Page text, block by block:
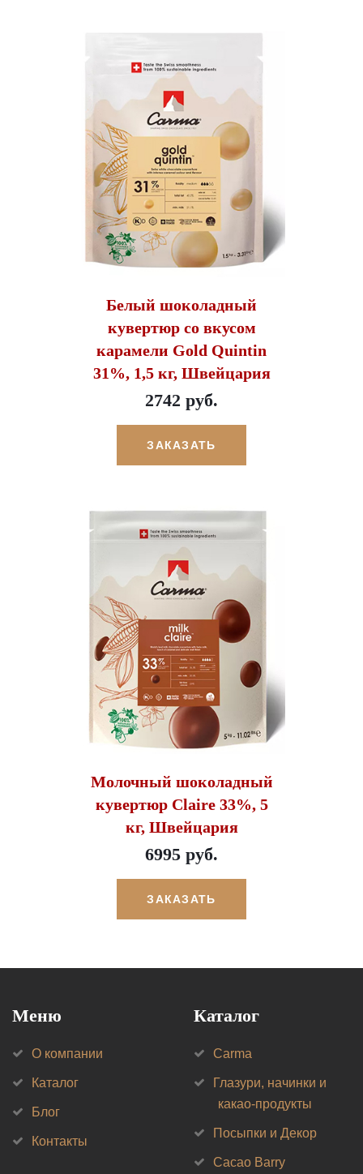
Белый шоколадный
кувертюр со вкусом
карамели Gold Quintin
31%, 1,5 кг, Швейцария
2742 руб.
ЗАКАЗАТЬ
Молочный шоколадный
кувертюр Claire 33%, 5
кг, Швейцария
6995 руб.
ЗАКАЗАТЬ
Меню
О компании
Каталог
Блог
Контакты
Каталог
Carma
Глазури, начинки и
какао-продукты
Посыпки и Декор
Cacao Barry